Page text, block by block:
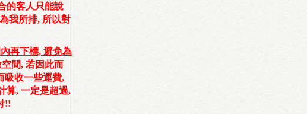
的客人只能說
我所排, 所以對
再下標, 避免為
間, 若因此而
吸收一些運費,
算, 一定是超過,
!!